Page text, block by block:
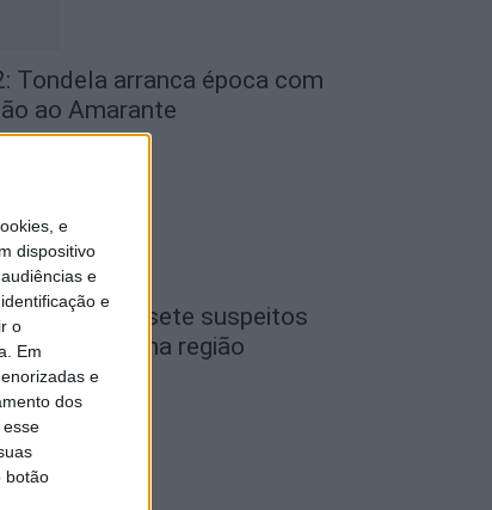
e
dispositivo
e
e
o
Em
e
dos
botão
Tondela arranca época com
ao Amarante
2026
GNR detém sete suspeitos
de cobre na região
2026